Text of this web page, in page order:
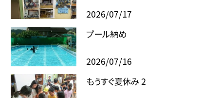
2026/07/17
プール納め
2026/07/16
もうすぐ夏休み 2